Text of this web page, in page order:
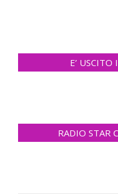
E’
RADIO STAR